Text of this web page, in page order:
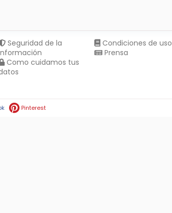
Seguridad de la
Como cuidamos tus
Condiciones de uso
Prensa
Pinterest